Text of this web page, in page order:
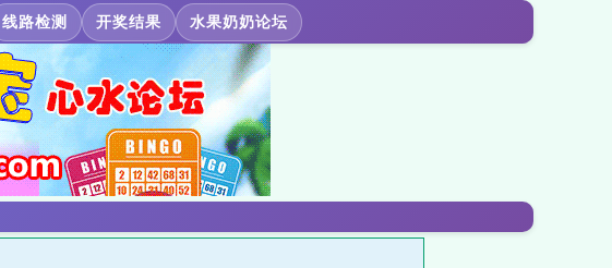
线路检测 开奖结果 水果奶奶论坛